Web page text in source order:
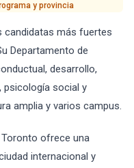
y provincia
candidatas más fuertes
Departamento de
desarrollo,
psicología social y
amplia y varios campus.
ofrece una
internacional y